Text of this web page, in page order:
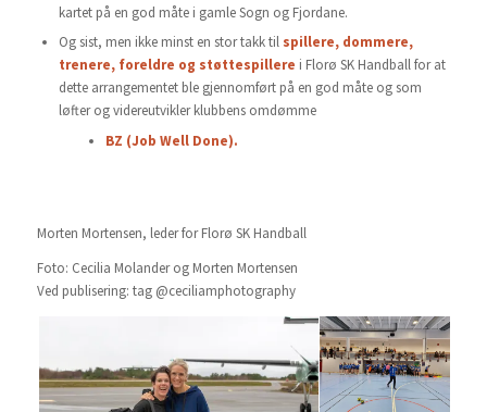
kartet på en god måte i gamle Sogn og Fjordane.
Og sist, men ikke minst en stor takk til spillere, dommere,
trenere, foreldre og støttespillere i Florø SK Handball for at
dette arrangementet ble gjennomført på en god måte og som
løfter og videreutvikler klubbens omdømme
BZ (Job Well Done).
Morten Mortensen, leder for Florø SK Handball
Foto: Cecilia Molander og Morten Mortensen
Ved publisering: tag @ceciliamphotography